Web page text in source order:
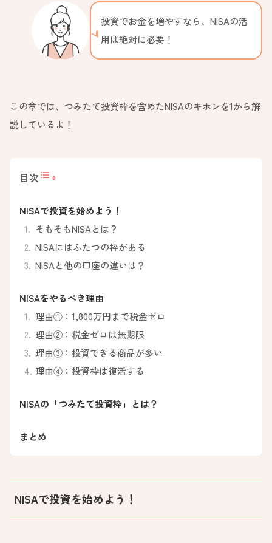
投資でお金を増やすなら、NISAの活
用は絶対に必要！
この章では、つみたて投資枠を含めたNISAのキホンを1から解
説しているよ！
目次
NISAで投資を始めよう！
そもそもNISAとは？
NISAにはふたつの枠がある
NISAと他の口座の違いは？
NISAをやるべき理由
理由①：1,800万円まで税金ゼロ
理由②：税金ゼロは無期限
理由③：投資できる商品が多い
理由④：投資枠は復活する
NISAの「つみたて投資枠」とは？
まとめ
NISAで投資を始めよう！